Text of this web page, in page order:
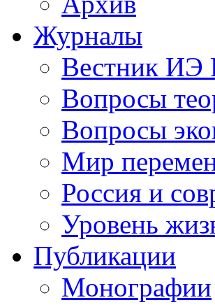
Журналы
Вестник ИЭ
Вопросы
Вопросы
Мир
Россия и
Уровень
Публикации
Монографии